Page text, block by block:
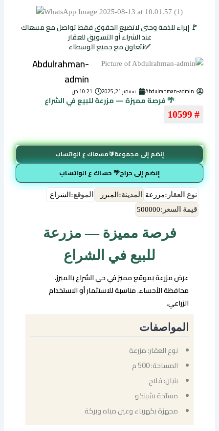
🚩 إبراء للذمة وحتى لاتضيع الحقوق فقط تواصل مع مسعاك
عند الشراء أو التسويق للعقار
✅نتعاون مع جميع الوسطاء
Abdulrahman-
admin
Abdulrahman-admin سبتمبر 21, 2025 10:21 ص
🌴 فرصة مميزة — مزرعة للبيع في الشراع
# 10599
إنضم إلى مجموعة🔰مسعاك ع الواتساب
إنضم إلى حراج🌴 حساك ع الواتساب
نوع العقار:مزرعة المدينة: المبرز الموقع: الشراع
قيمة السعر:500000
فرصة مميزة — مزرعة
للبيع في الشراع
عرض مزرعة بموقع مميز في حي الشراع بالمبرز،
محافظة الأحساء. مناسبة للاستثمار أو الاستخدام
الزراعي.
المواصفات
نوع العقار: مزرعة
المساحة: 500 م
بنيان: فلاح
مسيّجة بشينكو
مجهزة بكهرباء وعين مياه وبركة